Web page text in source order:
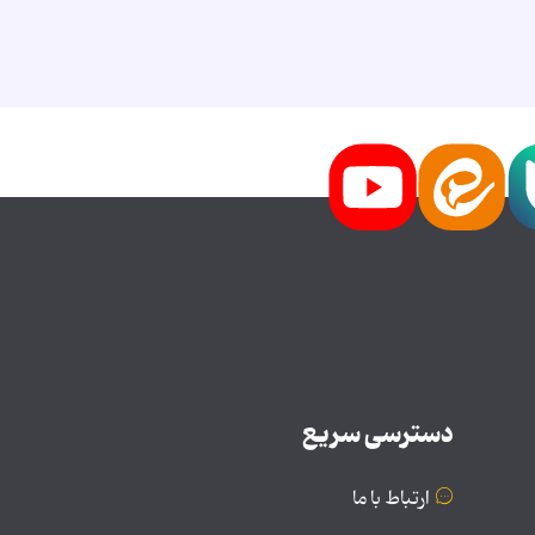
دسترسی سریع
ارتباط با ما